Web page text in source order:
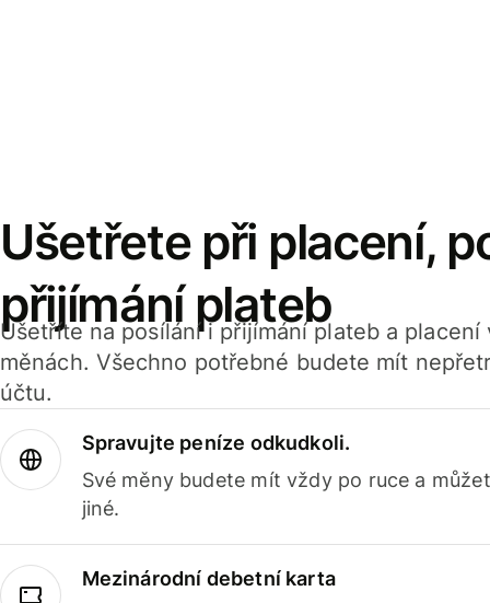
Ušetřete při placení,
přijímání plateb
Ušetříte na posílání i přijímání plateb a
měnách. Všechno potřebné budete mít
účtu.
Spravujte peníze odkudkoli.
Své měny budete mít vždy po ruce a
jiné.
Mezinárodní debetní karta